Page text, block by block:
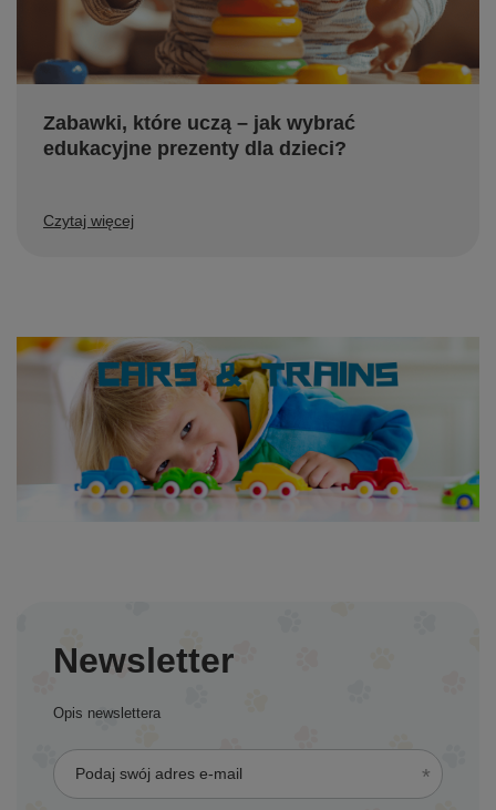
Zabawki, które uczą – jak wybrać
edukacyjne prezenty dla dzieci?
Czytaj więcej
Newsletter
Opis newslettera
Podaj swój adres e-mail